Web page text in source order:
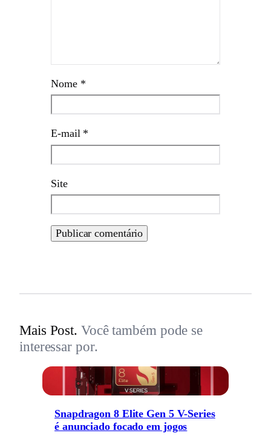
Nome *
E-mail *
Site
Mais Post. Você também pode se
interessar por.
Snapdragon 8 Elite Gen 5 V-Series
é anunciado focado em jogos